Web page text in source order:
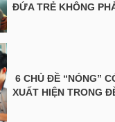
ĐỨA TRẺ KHÔNG
6 CHỦ ĐỀ “NÓNG”
XUẤT HIỆN TRONG